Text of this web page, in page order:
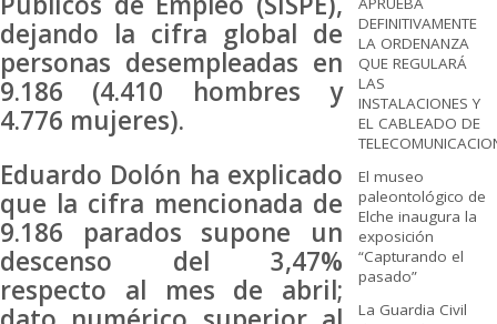
dejando la cifra global de
personas desempleadas en
9.186 (4.410 hombres y
4.776 mujeres).
Eduardo Dolón ha explicado
que la cifra mencionada de
9.186 parados supone un
descenso del 3,47%
respecto al mes de abril;
DEFINITIVAMENTE
LA ORDENANZA
QUE REGULARÁ
LAS
INSTALACIONES Y
EL CABLEADO DE
El museo
paleontológico de
Elche inaugura la
exposición
“Capturando el
pasado”
La Guardia Civil